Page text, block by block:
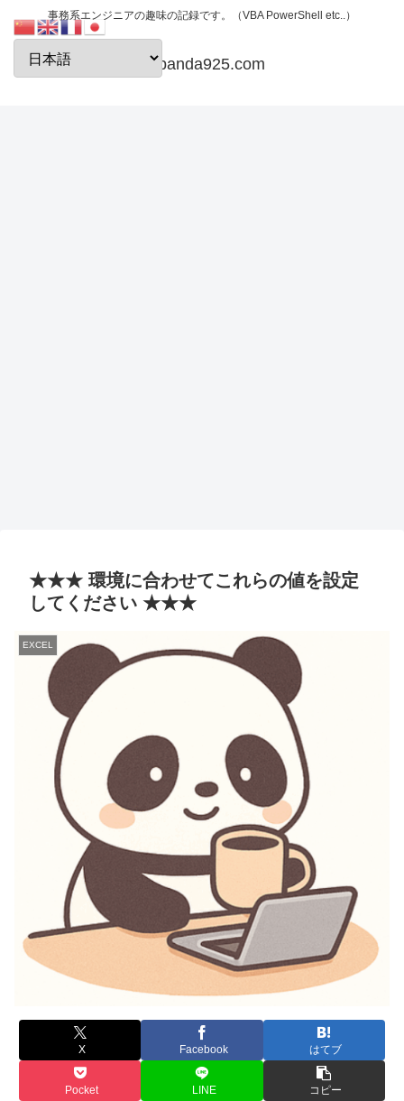
事務系エンジニアの趣味の記録です。（VBA PowerShell etc..）
papanda925.com
★★★ 環境に合わせてこれらの値を設定
してください ★★★
EXCEL
X Facebook はてブ
Pocket LINE コピー